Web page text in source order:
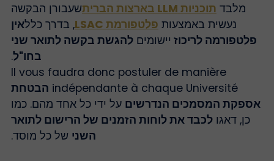
מלבדתוכניות LLM בארצות הברית
שעבורן הבקשה
נעשית באמצעותפלטפורמת LSAC , בדרך כללאין
פלטפורמה לריכוזיישומיםלהגשת בקשה לתואר שני
בחו"ל.
Il vous faudra donc postuler de manière
indépendante à chaque Université הבטחת
המסמכים הנדרשיםעל ידי כל אחד מהם. כמו
כן, דאגולכבד את לוחות הזמנים של הרישום לתואר
השנישל כל מוסד.